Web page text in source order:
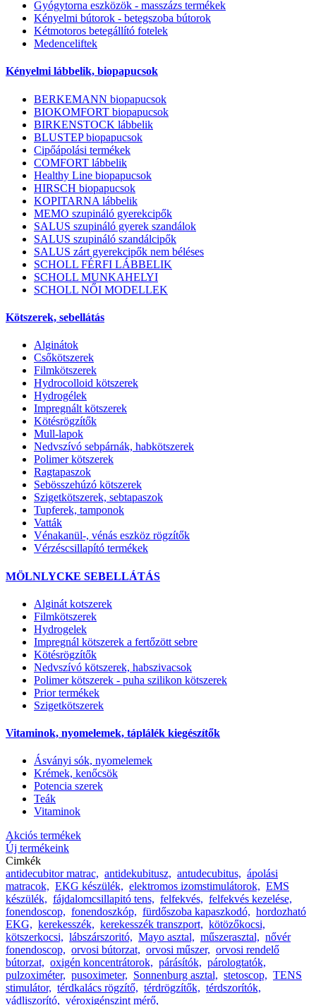
Gyógytorna eszközök - masszázs termékek
Kényelmi bútorok - betegszoba bútorok
Kétmotoros betegállító fotelek
Medenceliftek
Kényelmi lábbelik, biopapucsok
BERKEMANN biopapucsok
BIOKOMFORT biopapucsok
BIRKENSTOCK lábbelik
BLUSTEP biopapucsok
Cipőápolási termékek
COMFORT lábbelik
Healthy Line biopapucsok
HIRSCH biopapucsok
KOPITARNA lábbelik
MEMO szupináló gyerekcipők
SALUS szupináló gyerek szandálok
SALUS szupináló szandálcipők
SALUS zárt gyerekcipők nem béléses
SCHOLL FÉRFI LÁBBELIK
SCHOLL MUNKAHELYI
SCHOLL NŐI MODELLEK
Kötszerek, sebellátás
Alginátok
Csőkötszerek
Filmkötszerek
Hydrocolloid kötszerek
Hydrogélek
Impregnált kötszerek
Kötésrögzítők
Mull-lapok
Nedvszívó sebpárnák, habkötszerek
Polimer kötszerek
Ragtapaszok
Sebösszehúzó kötszerek
Szigetkötszerek, sebtapaszok
Tupferek, tamponok
Vatták
Vénakanül-, vénás eszköz rögzítők
Vérzéscsillapító termékek
MÖLNLYCKE SEBELLÁTÁS
Alginát kotszerek
Filmkötszerek
Hydrogelek
Impregnál kötszerek a fertőzött sebre
Kötésrögzítők
Nedvszívó kötszerek, habszivacsok
Polimer kötszerek - puha szilikon kötszerek
Prior termékek
Szigetkötszerek
Vitaminok, nyomelemek, táplálék kiegészítők
Ásványi sók, nyomelemek
Krémek, kenőcsök
Potencia szerek
Teák
Vitaminok
Akciós termékek
Új termékeink
Cimkék
antidecubitor matrac, antidekubitusz, antudecubitus, ápolási
matracok, EKG készülék, elektromos izomstimulátorok, EMS
készülék, fájdalomcsillapitó tens, felfekvés, felfekvés kezelése,
fonendoscop, fonendoszkóp, fürdőszoba kapaszkodó, hordozható
EKG, kerekesszék, kerekesszék transzport, kötözőkocsi,
kötszerkocsi, lábszárszoritó, Mayo asztal, műszerasztal, nővér
fonendoscop, orvosi bútorzat, orvosi műszer, orvosi rendelő
bútorzat, oxigén koncentrátorok, párásítók, párologtatók,
pulzoximéter, pusoximeter, Sonnenburg asztal, stetoscop, TENS
stimulátor, térdkalács rögzítő, térdrögzítők, térdszorítók,
vádliszorító, véroxigénszint mérő,